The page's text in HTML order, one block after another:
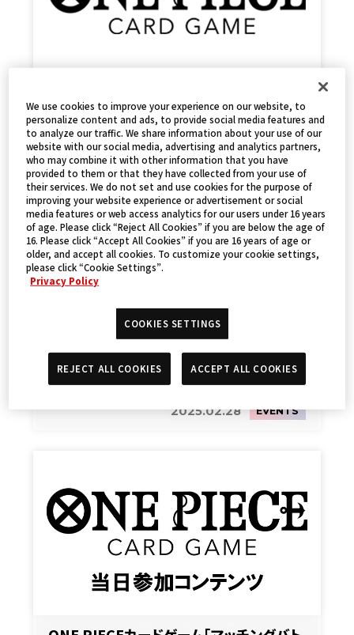
ONE PIECEカードゲーム 1on1 CUP in
BCGFest
2025.02.28 EVENTS
ONE PIECEカードゲーム 3on3 CUP in
BCGFest
2025.02.28 EVENTS
We use cookies to improve your experience on our website, to
personalize content and ads, to provide social media features and
to analyze our traffic. We share information about your use of our
website with our social media, advertising and analytics partners,
who may combine it with other information that you have
provided to them or that they have collected from your use of
their services. We do not set and use cookies for the purpose of
improving your website experience or advertisement or social
media features or web access analytics for our users under 16 years
of age. Please click “Reject All Cookies” if you are below the age of
16. Please click “Accept All Cookies” if you are 16 years of age or
older, and accept all cookies. To customize your cookie settings,
please click “Cookie Settings”.
Privacy Policy
COOKIES SETTINGS
REJECT ALL COOKIES ACCEPT ALL COOKIES